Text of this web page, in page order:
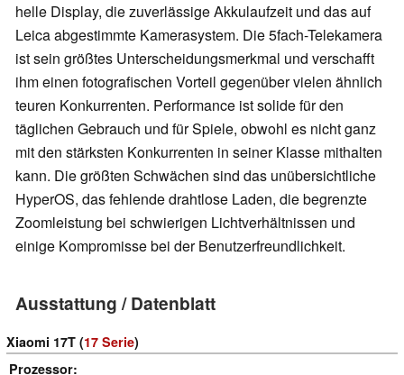
helle Display, die zuverlässige Akkulaufzeit und das auf
Leica abgestimmte Kamerasystem. Die 5fach-Telekamera
ist sein größtes Unterscheidungsmerkmal und verschafft
ihm einen fotografischen Vorteil gegenüber vielen ähnlich
teuren Konkurrenten. Performance ist solide für den
täglichen Gebrauch und für Spiele, obwohl es nicht ganz
mit den stärksten Konkurrenten in seiner Klasse mithalten
kann. Die größten Schwächen sind das unübersichtliche
HyperOS, das fehlende drahtlose Laden, die begrenzte
Zoomleistung bei schwierigen Lichtverhältnissen und
einige Kompromisse bei der Benutzerfreundlichkeit.
Ausstattung / Datenblatt
Xiaomi 17T (17 Serie)
Prozessor